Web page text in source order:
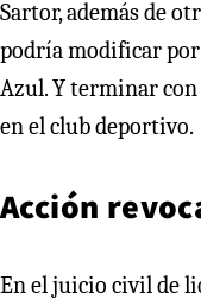
Sartor, además de
podría modificar
Azul. Y terminar
en el club deportivo.
Acción
En el juicio civil de